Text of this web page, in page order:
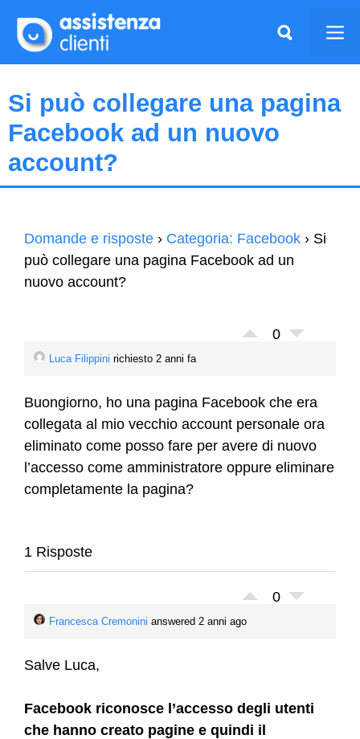
contenuto
Si può collegare una pagina
Facebook ad un nuovo
account?
Domande e risposte › Categoria: Facebook › Si
può collegare una pagina Facebook ad un
nuovo account?
0
Luca Filippini richiesto 2 anni fa
Buongiorno, ho una pagina Facebook che era
collegata al mio vecchio account personale ora
eliminato come posso fare per avere di nuovo
l’accesso come amministratore oppure eliminare
completamente la pagina?
1 Risposte
0
Francesca Cremonini answered 2 anni ago
Salve Luca,
Facebook riconosce l’accesso degli utenti
che hanno creato pagine e quindi il